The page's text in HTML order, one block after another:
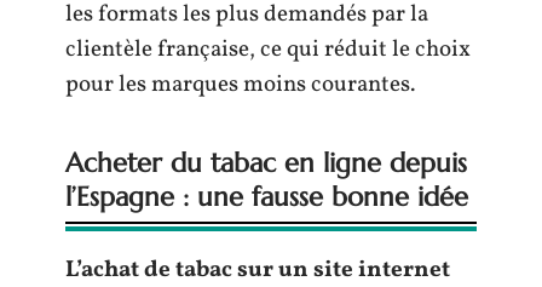
les formats les plus demandés par la
clientèle française, ce qui réduit le choix
pour les marques moins courantes.
Acheter du tabac en ligne depuis
l’Espagne : une fausse bonne idée
L’achat de tabac sur un site internet